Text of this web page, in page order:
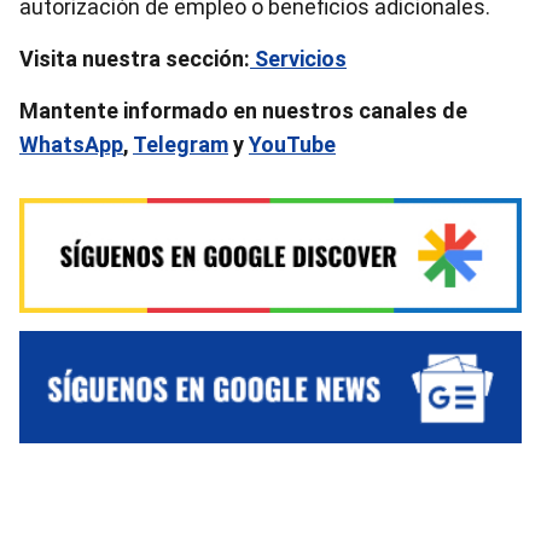
autorización de empleo o beneficios adicionales.
Visita nuestra sección: Servicios
Mantente informado en nuestros canales de
WhatsApp, TelegramyYouTube